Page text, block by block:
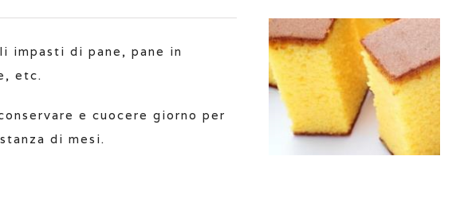
impasti di pane, pane in
etc.
e cuocere giorno per
di mesi.